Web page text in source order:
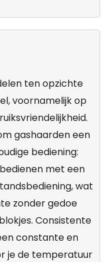
ten opzichte
voornamelijk op
gashaarden een
bediening:
met een
wat
zonder gedoe
Consistente
constante en
je de temperatuur